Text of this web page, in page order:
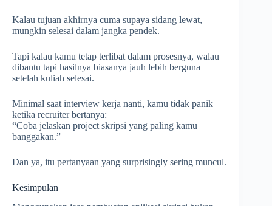
Kalau tujuan akhirnya cuma supaya sidang lewat,
mungkin selesai dalam jangka pendek.
Tapi kalau kamu tetap terlibat dalam prosesnya, walau
dibantu tapi hasilnya biasanya jauh lebih berguna
setelah kuliah selesai.
Minimal saat interview kerja nanti, kamu tidak panik
ketika recruiter bertanya:
“Coba jelaskan project skripsi yang paling kamu
banggakan.”
Dan ya, itu pertanyaan yang surprisingly sering muncul.
Kesimpulan